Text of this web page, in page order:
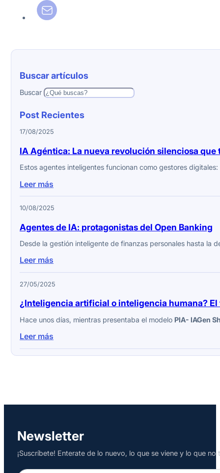
Buscar artículos
Buscar
Post Recientes
17/08/2025
IA Agéntica: La nueva revolución silenciosa
Estos agentes inteligentes funcionan como gestores
Leer más
10/08/2025
Agentes de IA: protagonistas del Open Banking
Desde la gestión inteligente de finanzas personales hasta la
Leer más
27/05/2025
¿Inteligencia artificial o inteligencia humana?
Hace unos días, mientras presentaba el modelo PIA- IAGen
Leer más
Newsletter
¡Suscríbete! Enterate de lo nuevo, lo que se viene y lo que